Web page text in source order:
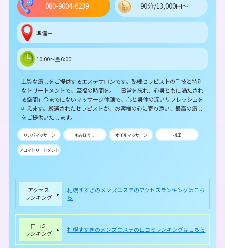
080-9004-6239 90分/13,000円～
準備中
10:00～翌6:00
上質な癒しをご提供するエステサロンです。熟練セラピストの手技と特別
なトリートメントで、至福の時間を。「日常を忘れ、心身ともに満たされ
る空間」今までにないマッサージ体験で、心と身体の深いリフレッシュを
叶えます。厳選されたセラピストが、お客様の心に寄り添い、最高の癒し
をご提供いたします。
リンパマッサージ もみほぐし オイルマッサージ 指圧
アロマトリートメント
アクセス
ランキング
札幌すすきのメンズエステのアクセスランキングはこち
ら
口コミ
ランキング
札幌すすきのメンズエステの口コミランキングはこちら